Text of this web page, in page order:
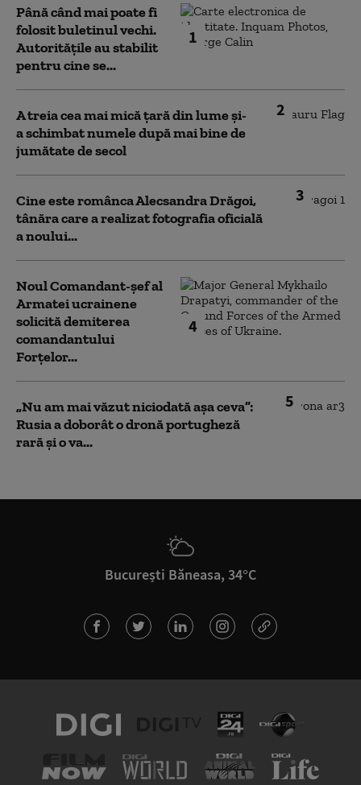
1
Până când mai poate fi
folosit buletinul vechi.
Autoritățile au stabilit
pentru cine se...
2
A treia cea mai mică țară din lume și-
a schimbat numele după mai bine de
jumătate de secol
3
Cine este românca Alecsandra Drăgoi,
tânăra care a realizat fotografia oficială
a noului...
4
Noul Comandant-șef al
Armatei ucrainene
solicită demiterea
comandantului
Forțelor...
5
„Nu am mai văzut niciodată așa ceva”:
Rusia a doborât o dronă portugheză
rară și o va...
București Băneasa, 34°C